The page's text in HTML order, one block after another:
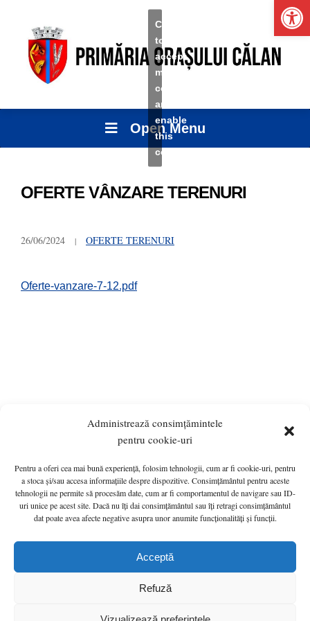
Administrează consimțămintele
pentru cookie-uri
Pentru a oferi cea mai bună experiență, folosim tehnologii, cum ar fi cookie-uri, pentru
a stoca și/sau accesa informațiile despre dispozitive. Consimțământul pentru aceste
tehnologii ne permite să procesăm date, cum ar fi comportamentul de navigare sau ID-
uri unice pe acest site. Dacă nu îți dai consimțământul sau îți retragi consimțământul
dat poate avea afecte negative asupra unor anumite funcționalități și funcții.
Acceptă
Refuză
Click
to
accept
marketing
cookies
and
enable
this
content
Open Menu
OFERTE VÂNZARE TERENURI
26/06/2024 OFERTE TERENURI
Oferte-vanzare-7-12.pdf
ANUNȚURI
MONITORUL OFICIAL LOCAL
PRIMĂRIA
HOTĂRÂRI de C.L.
INFO UTIL
Politică cookie-uri (UE)
G.D.P.R. CONTACT
Primăria Orașului Călan © 2022 - A Wordpress Solution - Hosted by